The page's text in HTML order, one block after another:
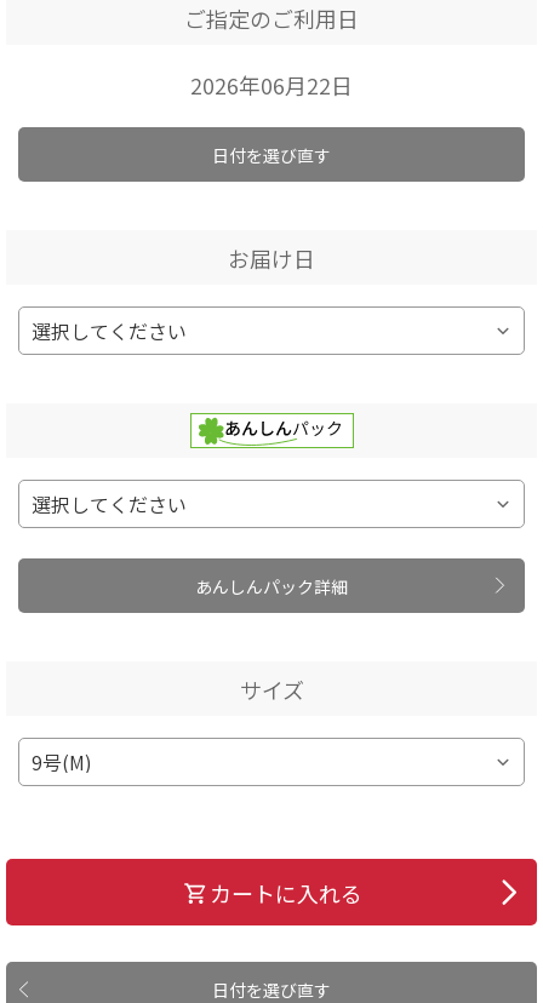
ご指定のご利用日
2026年06月22日
日付を選び直す
お届け日
あんしんパック詳細
サイズ
日付を選び直す
カートに入れる